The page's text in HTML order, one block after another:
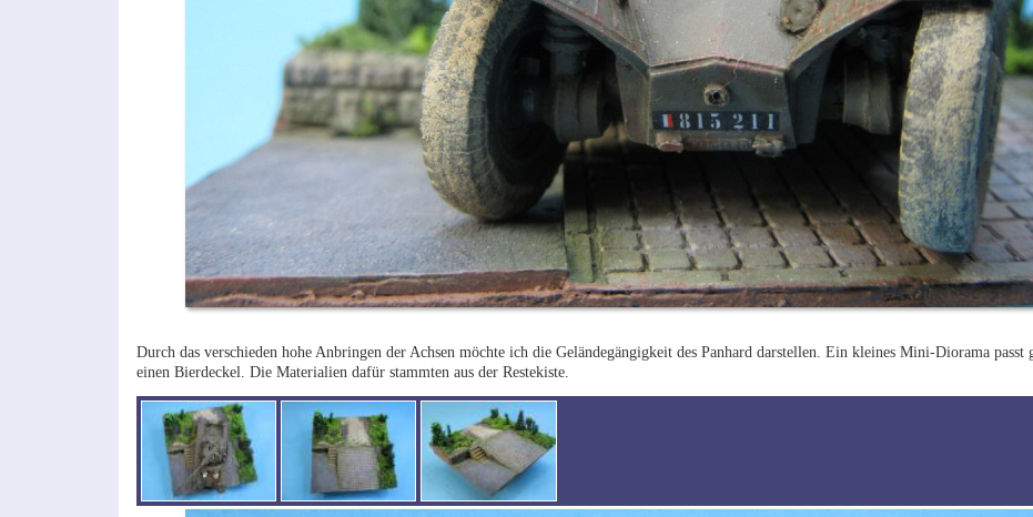
Durch das verschieden hohe Anbringen der Achsen möchte ich die Geländegängigkeit des Panhard darstellen. Ein kleines Mini-Diorama passt
einen Bierdeckel. Die Materialien dafür stammten aus der Restekiste.